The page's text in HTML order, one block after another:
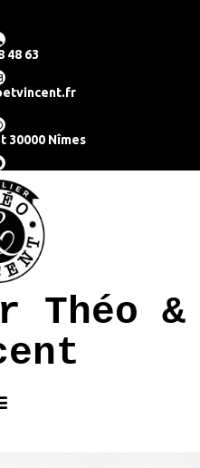
48 63
30000 Nîmes
Théo &